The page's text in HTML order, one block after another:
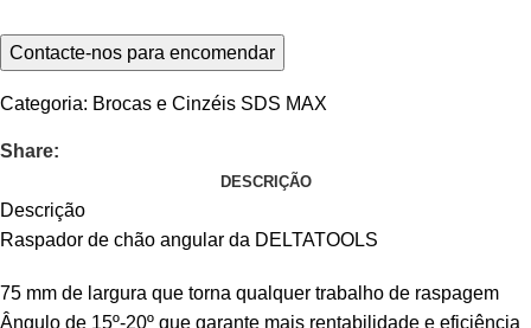
Categoria: Brocas e Cinzéis SDS MAX
Share:
DESCRIÇÃO
Descrição
Raspador de chão angular da DELTATOOLS
75 mm de largura que torna qualquer trabalho de raspagem
Ângulo de 15º-20º que garante mais rentabilidade e eficiência